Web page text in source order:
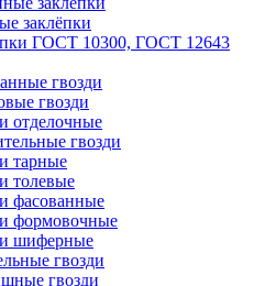
заклёпки
ГОСТ 10300, ГОСТ 12643
гвозди
гвозди
отделочные
гвозди
тарные
толевые
фасованные
формовочные
шиферные
гвозди
гвозди